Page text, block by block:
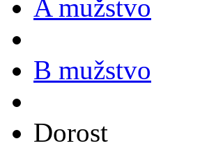
A mužstvo
B mužstvo
Dorost